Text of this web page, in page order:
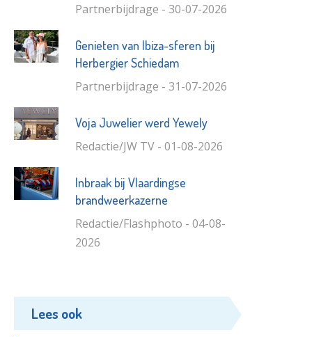
Partnerbijdrage - 30-07-2026
Genieten van Ibiza-sferen bij
Herbergier Schiedam
Partnerbijdrage - 31-07-2026
Voja Juwelier werd Yewely
Redactie/JW TV - 01-08-2026
Inbraak bij Vlaardingse
brandweerkazerne
Redactie/Flashphoto - 04-08-
2026
Lees ook